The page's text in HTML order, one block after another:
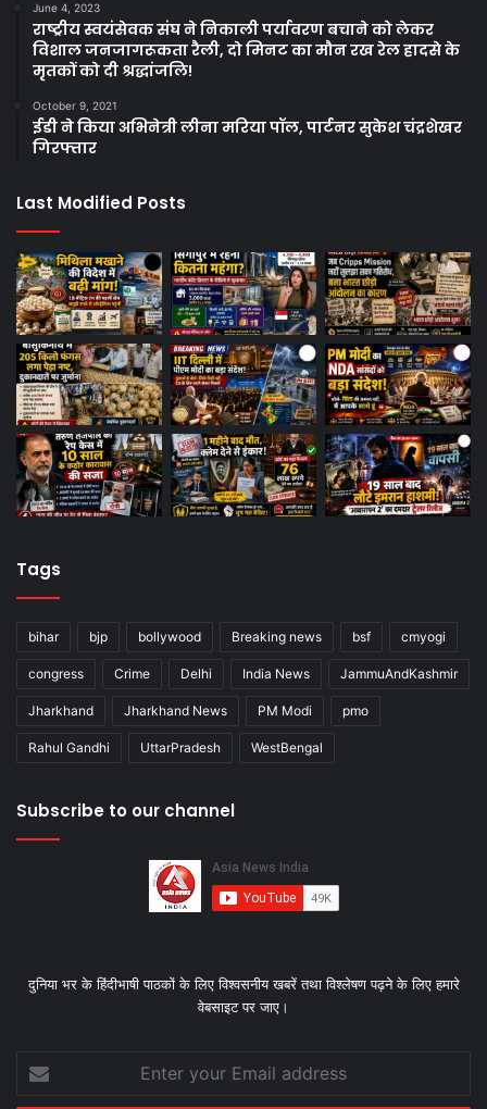
June 4, 2023
राष्ट्रीय स्वयंसेवक संघ ने निकाली पर्यावरण बचाने को लेकर
विशाल जनजागरूकता रैली, दो मिनट का मौन रख रेल हादसे के
मृतकों को दी श्रद्धांजलि!
October 9, 2021
ईडी ने किया अभिनेत्री लीना मरिया पॉल, पार्टनर सुकेश चंद्रशेखर
गिरफ्तार
Last Modified Posts
Tags
bihar bjp bollywood Breaking news bsf cmyogi
congress Crime Delhi India News JammuAndKashmir
Jharkhand Jharkhand News PM Modi pmo
Rahul Gandhi UttarPradesh WestBengal
Subscribe to our channel
दुनिया भर के हिंदीभाषी पाठकों के लिए विश्‍वसनीय खबरें तथा विश्लेषण पढ़ने के लिए हमारे
वेबसाइट पर जाए।
your